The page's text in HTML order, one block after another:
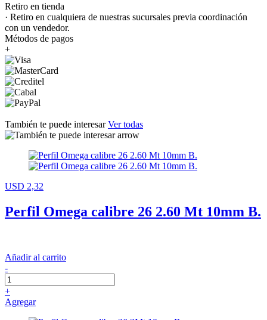
Retiro en tienda
· Retiro en cualquiera de nuestras sucursales previa coordinación
con un vendedor.
Métodos de pagos
+
También te puede interesarVer todas
USD 2,32
Perfil Omega calibre 26 2.60 Mt 10mm B.
Añadir al carrito
-
+
Agregar